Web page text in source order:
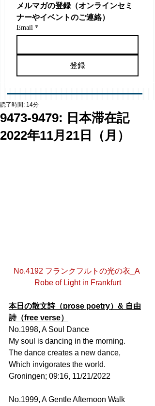
メルマガの登録（オンラインセミ
ナーやイベントのご連絡）
Email *
登録
9473-9479: 日本滞在記
2022年11月21日（月）
読了時間: 14分
No.4192 フランクフルトの光の衣_A
Robe of Light in Frankfurt
本日の散文詩（prose poetry）& 自由
詩（free verse）
No.1998, A Soul Dance
My soul is dancing in the morning.
The dance creates a new dance,
Which invigorates the world.
Groningen; 09:16, 11/21/2022
No.1999, A Gentle Afternoon Walk